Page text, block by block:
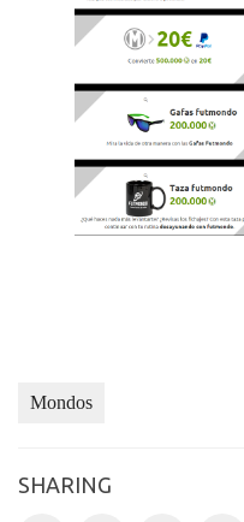
Mondos
SHARING